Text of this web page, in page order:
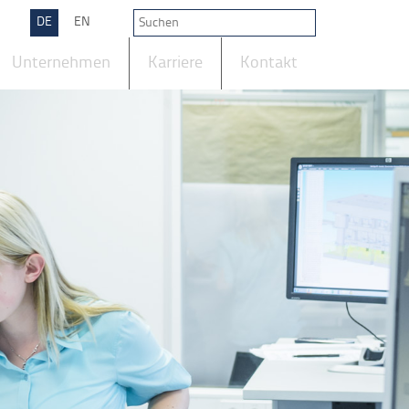
DE EN
Unternehmen Karriere Kontakt